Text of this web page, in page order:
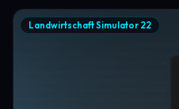
Landwirtschaft Simulator 22